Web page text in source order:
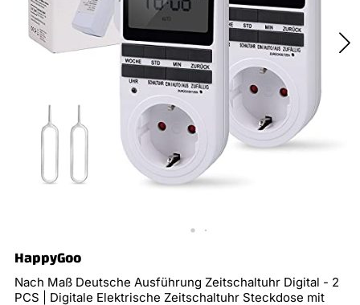
HappyGoo
Nach Maß Deutsche Ausführung Zeitschaltuhr Digital - 2
PCS | Digitale Elektrische Zeitschaltuhr Steckdose mit